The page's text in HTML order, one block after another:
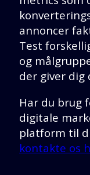
annoncer
Test
og
der giver
Har du brug
digitale
platform til
kontakte os